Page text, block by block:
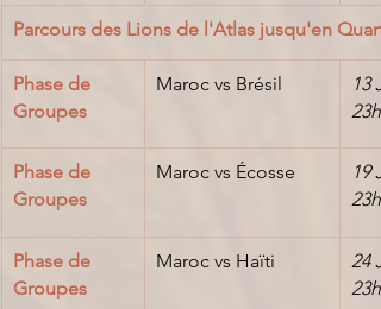
Parcours des Lions de l'Atlas jusqu'en
Phase de
Groupes
Maroc vs Brésil
13
23h
Phase de
Groupes
Maroc vs Écosse
19
23h
Phase de
Groupes
Maroc vs Haïti
24
23h